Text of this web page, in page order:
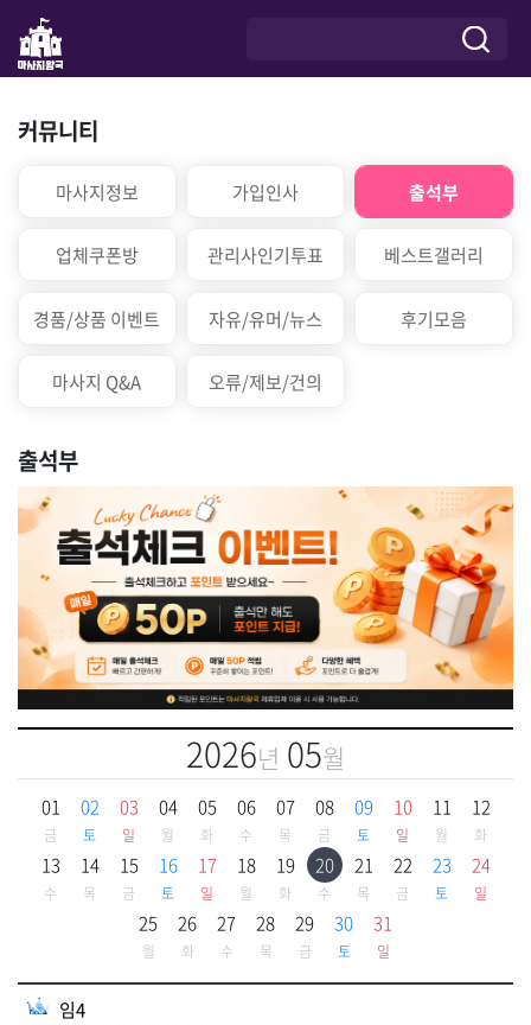
커뮤니티
마사지정보 가입인사 출석부
업체쿠폰방 관리사인기투표 베스트갤러리
경품/상품 이벤트 자유/유머/뉴스 후기모음
마사지 Q&A 오류/제보/건의
출석부
2026년 05월
01
금
02
토
03
일
04
월
05
화
06
수
07
목
08
금
09
토
10
일
11
월
12
화
13
수
14
목
15
금
16
토
17
일
18
월
19
화
20
수
21
목
22
금
23
토
24
일
25
월
26
화
27
수
28
목
29
금
30
토
31
일
임4